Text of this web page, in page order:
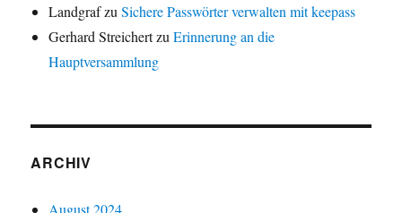
LandgrafzuSichere Passwörter verwalten mit keepass
Gerhard StreichertzuErinnerung an die
Hauptversammlung
ARCHIV
August 2024